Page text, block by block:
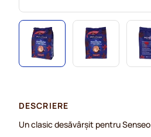
DESCRIERE
Un clasic desăvârșit pentru Senseo